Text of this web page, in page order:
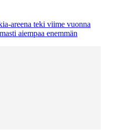
areena teki viime vuonna
aiempaa enemmän